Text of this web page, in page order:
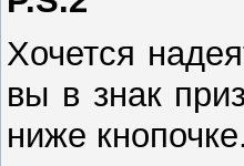
Хочется
вы в знак
ниже кнопочке.